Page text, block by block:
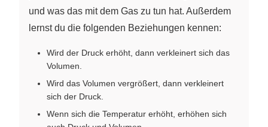
und was das mit dem Gas zu tun hat. Außerdem
lernst du die folgenden Beziehungen kennen:
Wird der Druck erhöht, dann verkleinert sich das
Volumen.
Wird das Volumen vergrößert, dann verkleinert
sich der Druck.
Wenn sich die Temperatur erhöht, erhöhen sich